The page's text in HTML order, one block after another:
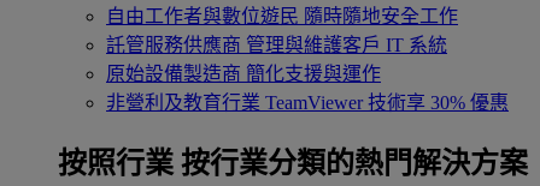
自由工作者與數位遊民 隨時隨地安全工作
託管服務供應商 管理與維護客戶 IT 系統
原始設備製造商 簡化支援與運作
非營利及教育行業 TeamViewer 技術享 30% 優惠
按照行業 按行業分類的熱門解決方案